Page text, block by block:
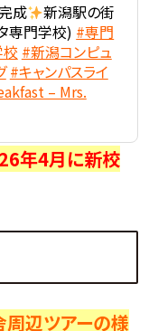
成
新潟駅の街
専門学校) #専門
#新潟コンピュ
#キャンパスライ
– Mrs.
年4月に新校
周辺ツアーの様